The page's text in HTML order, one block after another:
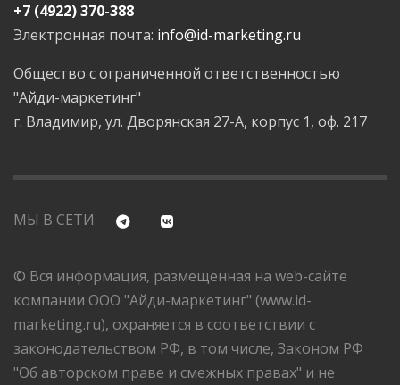
+7 (4922) 370-388
Электронная почта: info@id-marketing.ru
Общество с ограниченной ответственностью
"Айди-маркетинг"
г. Владимир, ул. Дворянская 27-А, корпус 1, оф. 217
МЫ В СЕТИ
© Вся информация, размещенная на web-сайте
компании ООО "Айди-маркетинг" (www.id-
marketing.ru), охраняется в соответствии с
законодательством РФ, в том числе, Законом РФ
"Об авторском праве и смежных правах" и не